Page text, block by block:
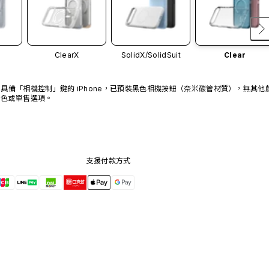
ClearX SolidX/SolidSuit Clear
具備「相機控制」鍵的 iPhone，已預裝黑色相機按鈕（奈米碳管材質），無其他
色或單售選項。
支援付款方式